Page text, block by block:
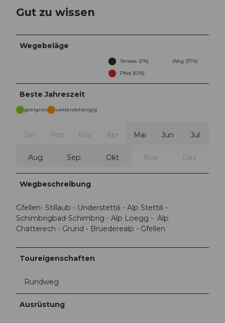
Gut zu wissen
Wegebeläge
Strasse (2%)
Weg (37%)
Pfad (61%)
Beste Jahreszeit
geeignet wetterabhängig
Jan Feb Mär Apr Mai Jun Jul
Aug Sep Okt Nov Dez
Wegbeschreibung
Gfellen- Stillaub - Understettili - Alp Stettili -
Schimbrigbad-Schimbrig - Alp Loegg - Alp
Chätterech - Grund - Brüederealp - Gfellen
Toureigenschaften
Rundweg
Ausrüstung